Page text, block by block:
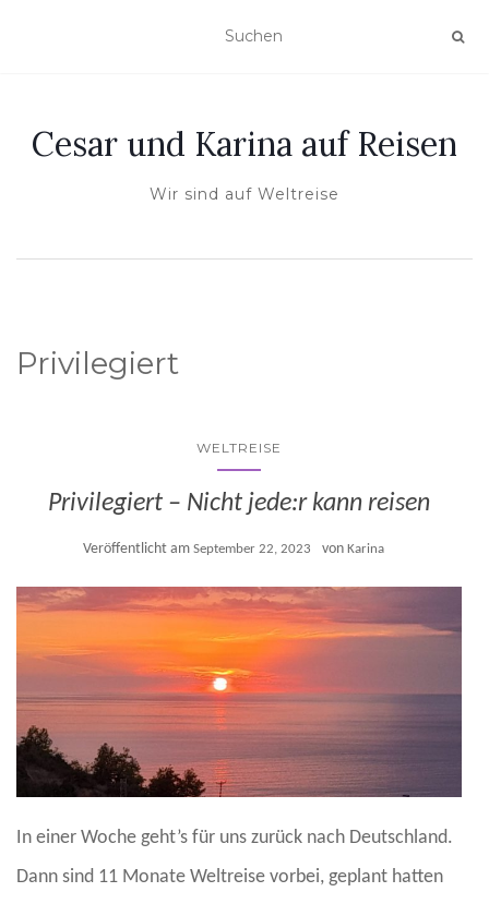
Cesar und Karina auf Reisen
Wir sind auf Weltreise
Privilegiert
WELTREISE
Privilegiert – Nicht jede:r kann reisen
Veröffentlicht am September 22, 2023 von Karina
In einer Woche geht’s für uns zurück nach Deutschland.
Dann sind 11 Monate Weltreise vorbei, geplant hatten